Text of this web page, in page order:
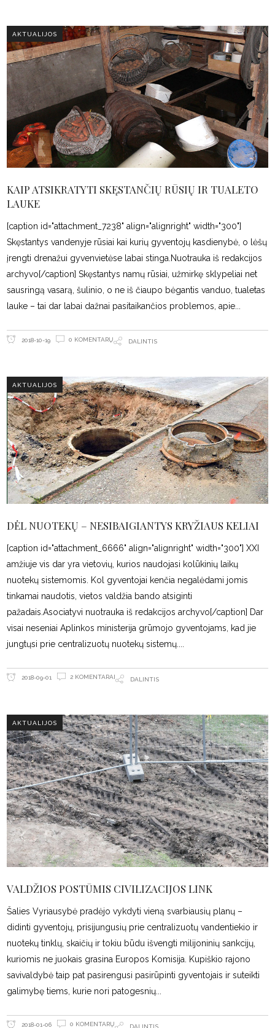
AKTUALIJOS
KAIP ATSIKRATYTI SKĘSTANČIŲ RŪSIŲ IR TUALETO
LAUKE
[caption id="attachment_7238" align="alignright" width="300"]
Skęstantys vandenyje rūsiai kai kurių gyventojų kasdienybė, o lėšų
įrengti drenažui gyvenvietėse labai stinga.Nuotrauka iš redakcijos
archyvo[/caption] Skęstantys namų rūsiai, užmirkę sklypeliai net
sausringą vasarą, šulinio, o ne iš čiaupo bėgantis vanduo, tualetas
lauke – tai dar labai dažnai pasitaikančios problemos, apie
2018-10-19 0 KOMENTARŲ DALINTIS
AKTUALIJOS
DĖL NUOTEKŲ – NESIBAIGIANTYS KRYŽIAUS KELIAI
[caption id="attachment_6666" align="alignright" width="300"] XXI
amžiuje vis dar yra vietovių, kurios naudojasi kolūkinių laikų
nuotekų sistemomis. Kol gyventojai kenčia negalėdami jomis
tinkamai naudotis, vietos valdžia bando atsiginti
pažadais.Asociatyvi nuotrauka iš redakcijos archyvo[/caption] Dar
visai neseniai Aplinkos ministerija grūmojo gyventojams, kad jie
jungtųsi prie centralizuotų nuotekų sistemų.
2018-09-01 2 KOMENTARAI DALINTIS
AKTUALIJOS
VALDŽIOS POSTŪMIS CIVILIZACIJOS LINK
Šalies Vyriausybė pradėjo vykdyti vieną svarbiausių planų –
didinti gyventojų, prisijungusių prie centralizuotų vandentiekio ir
nuotekų tinklų, skaičių ir tokiu būdu išvengti milijoninių sankcijų,
kuriomis ne juokais grasina Europos Komisija. Kupiškio rajono
savivaldybė taip pat pasirengusi pasirūpinti gyventojais ir suteikti
galimybę tiems, kurie nori patogesnių
2018-01-06 0 KOMENTARŲ DALINTIS